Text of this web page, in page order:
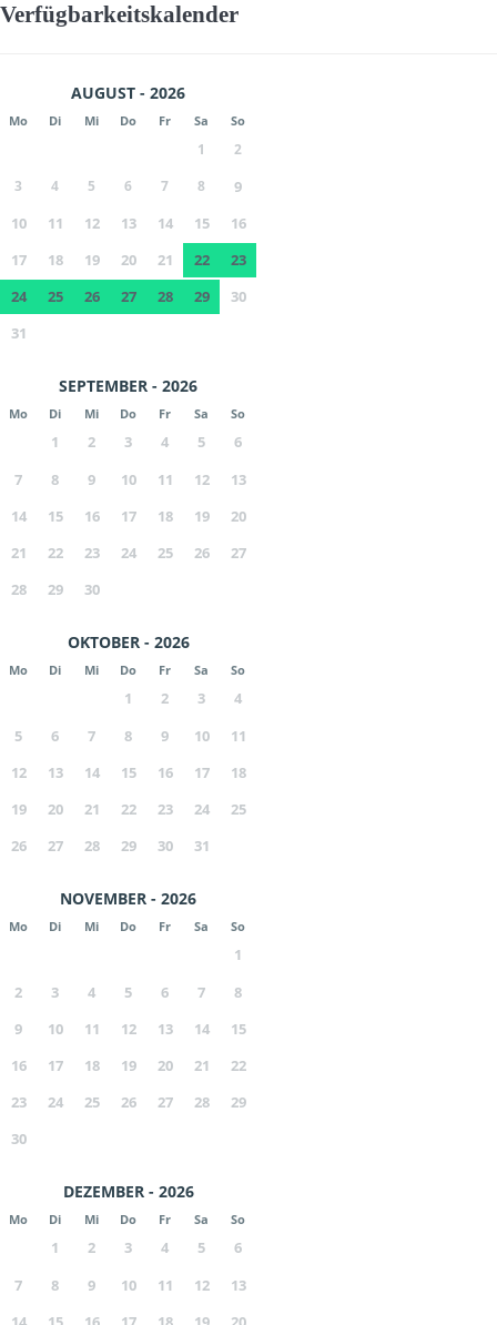
Verfügbarkeitskalender
AUGUST - 2026
Mo Di Mi Do Fr Sa So
1
2
3
4 5 6 7 8
9
10
11 12 13 14 15
16
17
18 19 20 21 22
23
24
25 26 27 28 29
30
31
SEPTEMBER - 2026
Mo Di Mi Do Fr Sa So
1 2 3 4 5
6
7
8 9 10 11 12
13
14
15 16 17 18 19
20
21
22 23 24 25 26
27
28
29 30
OKTOBER - 2026
Mo Di Mi Do Fr Sa So
1 2 3
4
5
6 7 8 9 10
11
12
13 14 15 16 17
18
19
20 21 22 23 24
25
26
27 28 29 30 31
NOVEMBER - 2026
Mo Di Mi Do Fr Sa So
1
2
3 4 5 6 7
8
9
10 11 12 13 14
15
16
17 18 19 20 21
22
23
24 25 26 27 28
29
30
DEZEMBER - 2026
Mo Di Mi Do Fr Sa So
1 2 3 4 5
6
7
8 9 10 11 12
13